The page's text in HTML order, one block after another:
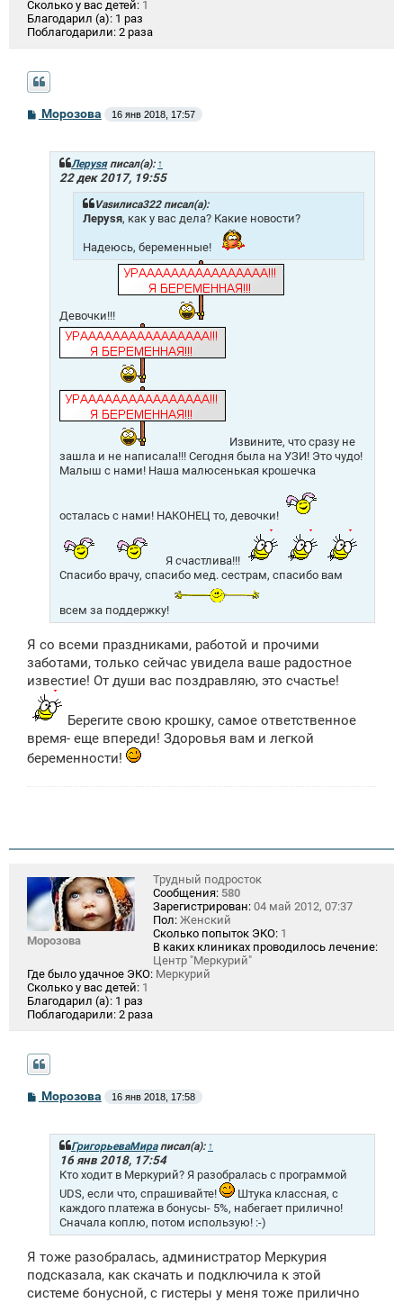
Сколько у вас детей: 1
Благодарил (а): 1 раз
Поблагодарили: 2 раза
СМорозова 16 янв 2018, 17:57
Лeрysяписал(а): ↑
22 дек 2017, 19:55
Vasилиса322 писал(а):
Лeрysя, как у вас дела? Какие новости?
Надеюсь, беременные!
Девочки!!!
Извините, что сразу не
зашла и не написала!!! Сегодня была на УЗИ! Это чудо!
Малыш с нами! Наша малюсенькая крошечка
осталась с нами! НАКОНЕЦ то, девочки!
Я счастлива!!!
Спасибо врачу, спасибо мед. сестрам, спасибо вам
всем за поддержку!
Я со всеми праздниками, работой и прочими
заботами, только сейчас увидела ваше радостное
известие! От души вас поздравляю, это счастье!
Берегите свою крошку, самое ответственное
время- еще впереди! Здоровья вам и легкой
беременности!
Морозова
Трудный подросток
Сообщения: 580
Зарегистрирован: 04 май 2012, 07:37
Пол: Женский
Сколько попыток ЭКО: 1
В каких клиниках проводилось лечение:
Центр "Меркурий"
Где было удачное ЭКО: Меркурий
Сколько у вас детей: 1
Благодарил (а): 1 раз
Поблагодарили: 2 раза
СМорозова 16 янв 2018, 17:58
ГригорьеваМираписал(а): ↑
16 янв 2018, 17:54
Кто ходит в Меркурий? Я разобралась с программой
UDS, если что, спрашивайте!
Штука классная, с
каждого платежа в бонусы- 5%, набегает прилично!
Сначала коплю, потом использую! :-)
Я тоже разобралась, администратор Меркурия
подсказала, как скачать и подключила к этой
системе бонусной, с гистеры у меня тоже прилично